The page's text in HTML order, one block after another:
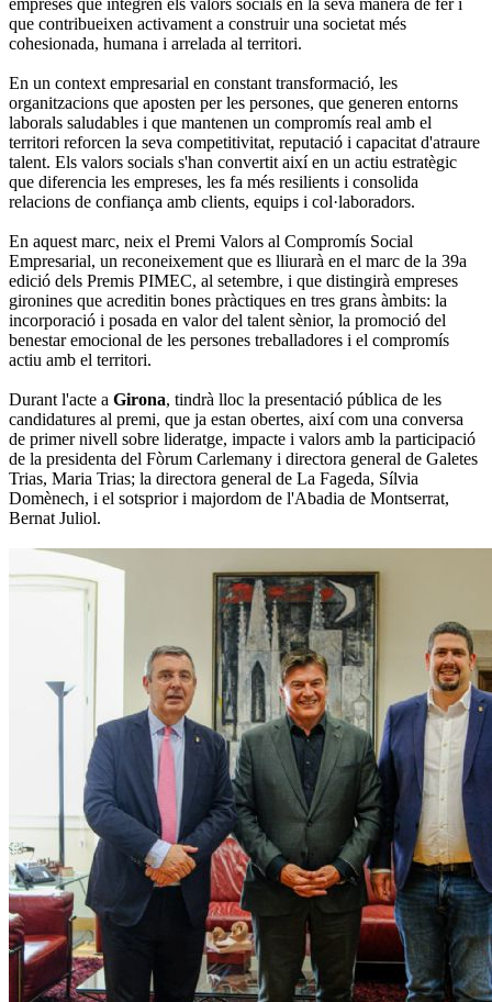
empreses que integren els valors socials en la seva manera de fer i
que contribueixen activament a construir una societat més
cohesionada, humana i arrelada al territori.
En un context empresarial en constant transformació, les
organitzacions que aposten per les persones, que generen entorns
laborals saludables i que mantenen un compromís real amb el
territori reforcen la seva competitivitat, reputació i capacitat d'atraure
talent. Els valors socials s'han convertit així en un actiu estratègic
que diferencia les empreses, les fa més resilients i consolida
relacions de confiança amb clients, equips i col·laboradors.
En aquest marc, neix el Premi Valors al Compromís Social
Empresarial, un reconeixement que es lliurarà en el marc de la 39a
edició dels Premis PIMEC, al setembre, i que distingirà empreses
gironines que acreditin bones pràctiques en tres grans àmbits: la
incorporació i posada en valor del talent sènior, la promoció del
benestar emocional de les persones treballadores i el compromís
actiu amb el territori.
Durant l'acte a Girona, tindrà lloc la presentació pública de les
candidatures al premi, que ja estan obertes, així com una conversa
de primer nivell sobre lideratge, impacte i valors amb la participació
de la presidenta del Fòrum Carlemany i directora general de Galetes
Trias, Maria Trias; la directora general de La Fageda, Sílvia
Domènech, i el sotsprior i majordom de l'Abadia de Montserrat,
Bernat Juliol.